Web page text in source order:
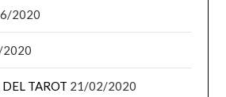
2020
TAROT 21/02/2020